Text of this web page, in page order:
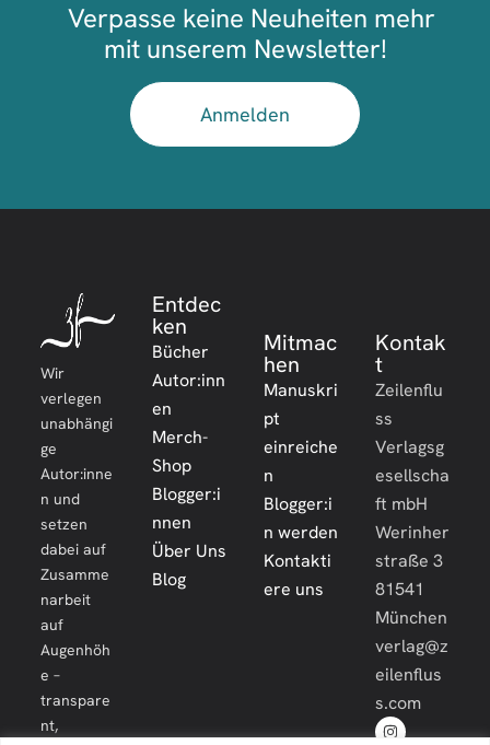
Verpasse keine Neuheiten mehr
mit unserem Newsletter!
Anmelden
Wir
verlegen
unabhängi
ge
Autor:inne
n und
setzen
dabei auf
Zusamme
narbeit
auf
Augenhöh
e –
transpare
nt,
Entdec
ken
Bücher
Autor:inn
en
Merch-
Shop
Blogger:i
nnen
Über Uns
Blog
Mitmac
hen
Manuskri
pt
einreiche
n
Blogger:i
n werden
Kontakti
ere uns
Kontak
t
Zeilenflu
ss
Verlagsg
esellscha
ft mbH
Werinher
straße 3
81541
München
verlag@z
eilenflus
s.com